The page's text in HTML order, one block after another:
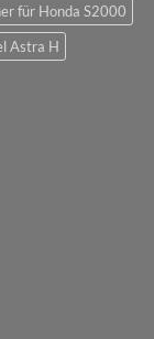
für Honda S2000
Astra H